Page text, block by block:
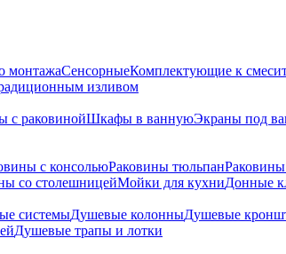
монтажаСенсорныеКомплектующие к
изливом
с раковинойШкафы в ваннуюЭкраны под
с консольюРаковины тюльпан
со столешницейМойки для кухниДонные
системыДушевые колонныДушевые
Душевые трапы и лотки